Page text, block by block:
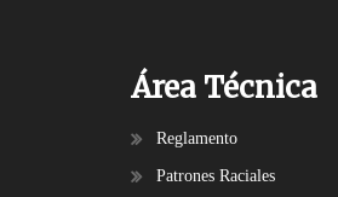
Área Técnica
Reglamento
Patrones Raciales